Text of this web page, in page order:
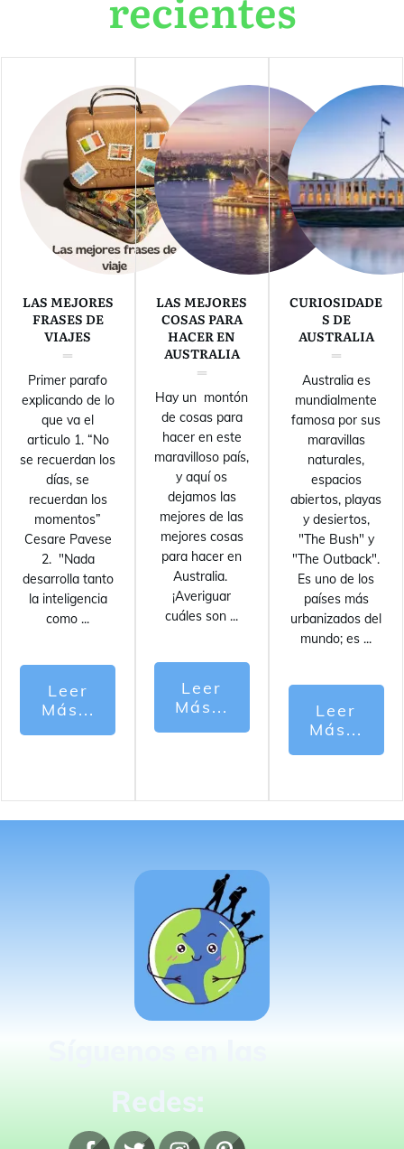
LAS MEJORES
FRASES DE
VIAJES
Primer parafo
explicando de lo
que va el
articulo 1. “No
se recuerdan los
días, se
recuerdan los
momentos”
Cesare Pavese
2. "Nada
desarrolla tanto
la inteligencia
como ...
Leer
Más...
LAS MEJORES
COSAS PARA
HACER EN
AUSTRALIA
Hay un montón
de cosas para
hacer en este
maravilloso país,
y aquí os
dejamos las
mejores de las
mejores cosas
para hacer en
Australia.
¡Averiguar
cuáles son ...
Leer
Más...
CURIOSIDADE
S DE
AUSTRALIA
Australia es
mundialmente
famosa por sus
maravillas
naturales,
espacios
abiertos, playas
y desiertos,
"The Bush" y
"The Outback".
Es uno de los
países más
urbanizados del
mundo; es ...
Leer
Más...
Redes: